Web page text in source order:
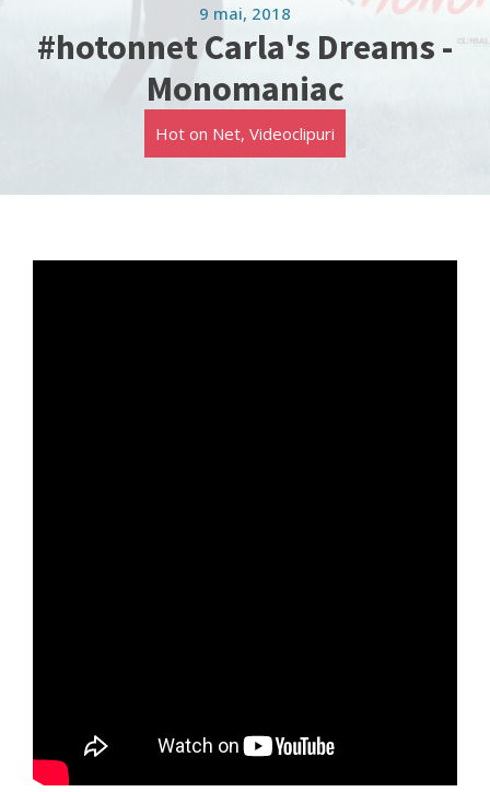
9 mai, 2018
#hotonnet Carla's Dreams -
Monomaniac
Hot on Net, Videoclipuri